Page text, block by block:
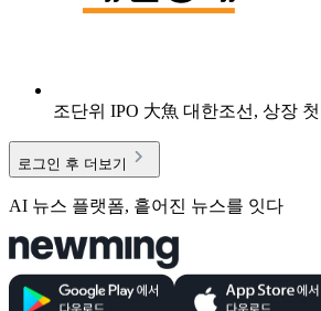
조단위 IPO 大魚 대한조선, 상장
로그인 후 더보기
AI 뉴스 플랫폼, 흩어진 뉴스를 잇다